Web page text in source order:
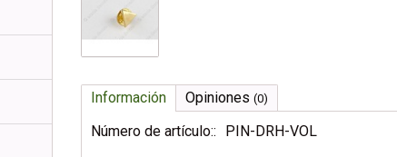
Información Opiniones (0)
Número de artículo:: PIN-DRH-VOL